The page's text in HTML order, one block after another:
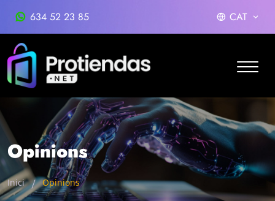
634 52 23 85 CAT
Opinions
Inici Opinions